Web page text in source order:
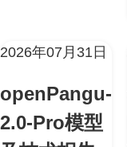
2026年07月31日
openPangu-
2.0-Pro模型